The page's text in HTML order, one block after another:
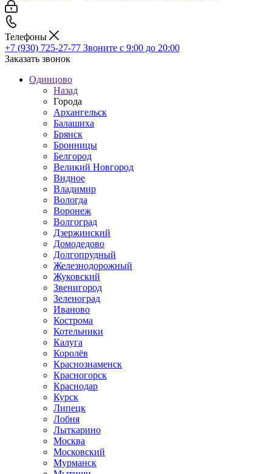
Телефоны
+7 (930) 725-27-77 Звоните с 9:00 до 20:00
Заказать звонок
Одинцово
Назад
Города
Архангельск
Балашиха
Брянск
Бронницы
Белгород
Великий Новгород
Видное
Владимир
Вологда
Воронеж
Волгоград
Дзержинский
Домодедово
Долгопрудный
Железнодорожный
Жуковский
Звенигород
Зеленоград
Иваново
Кострома
Котельники
Калуга
Королёв
Краснознаменск
Красногорск
Краснодар
Курск
Липецк
Лобня
Лыткарино
Москва
Московский
Мурманск